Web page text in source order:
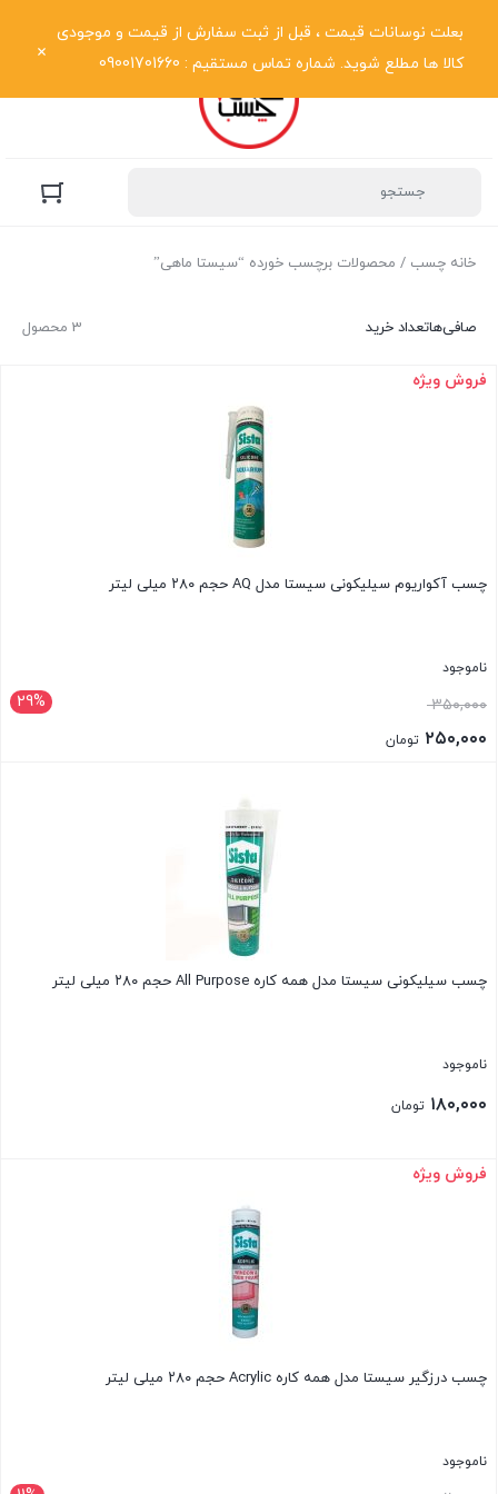
بعلت نوسانات قیمت ، قبل از ثبت سفارش از قیمت و موجودی
کالا ها مطلع شوید. شماره تماس مستقیم : 09001701660
خانه چسب / محصولات برچسب خورده “سیستا ماهی”
3 محصول صافی‌هاتعداد خرید
فروش ویژه
چسب آکواریوم سیلیکونی سیستا مدل AQ حجم ۲۸۰ میلی لیتر
ناموجود
29% ۳۵۰,۰۰۰قیمت
اصلی:۲۵۰,۰۰۰ تومان
چسب سیلیکونی سیستا مدل همه کاره All Purpose حجم ۲۸۰ میلی لیتر
ناموجود
۱۸۰,۰۰۰ تومان
بستن
فروش ویژه
چسب درزگیر سیستا مدل همه کاره Acrylic حجم ۲۸۰ میلی لیتر
ناموجود